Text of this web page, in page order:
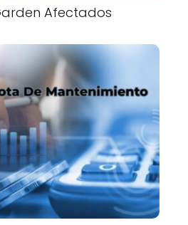
Afectados